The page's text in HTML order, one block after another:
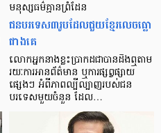
មនុស្ស​ធម៌​គ្មាន​ព្រំដែន
ជន​បរទេស​៣​រូប​ដែល​ជួយ​ខ្មែរ​លេច​ធ្លោ​
ជាង​គេ
លោកអ្នក​នាង​ខ្លះ​ប្រាកដ​ជា​បាន​​ដឹង​ឮ​តាម​
រយៈ​ការ​អាន​ព័ត៌មាន ឬ​ការ​ផ្សព្វផ្សាយ​
ផ្សេងៗ អំពី​ភាព​ល្បីល្បាញ​របស់​ជន​
បរទេស​មួយ​ចំនួន ដែល…